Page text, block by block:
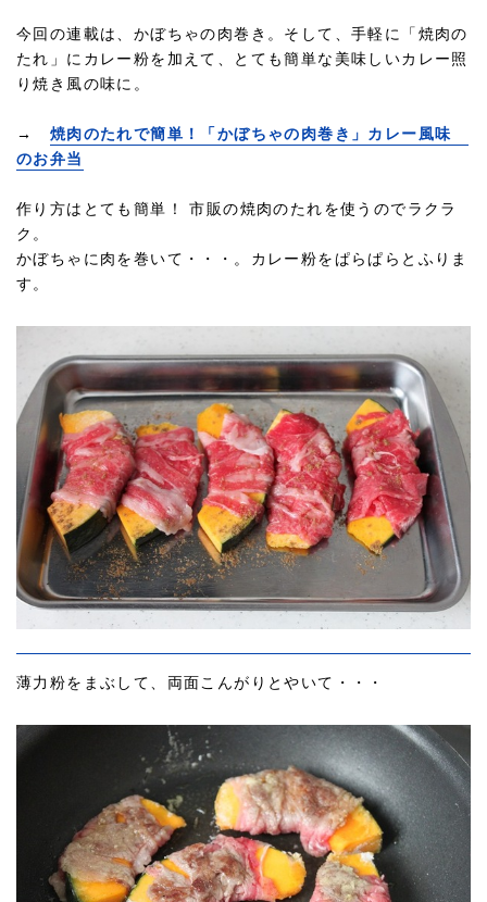
今回の連載は、かぼちゃの肉巻き。そして、手軽に「焼肉の
たれ」にカレー粉を加えて、とても簡単な美味しいカレー照
り焼き風の味に。
→ 焼肉のたれで簡単！「かぼちゃの肉巻き」カレー風味
のお弁当
作り方はとても簡単！ 市販の焼肉のたれを使うのでラクラ
ク。
かぼちゃに肉を巻いて・・・。カレー粉をぱらぱらとふりま
す。
薄力粉をまぶして、両面こんがりとやいて・・・